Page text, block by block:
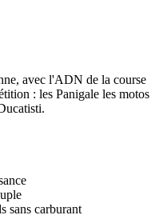
avec l'ADN de la course
: les Panigale les motos
sans carburant